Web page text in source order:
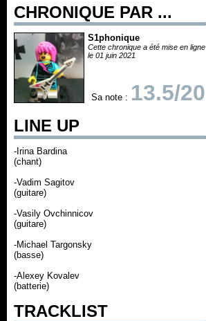
CHRONIQUE PAR ...
S1phonique
Cette chronique a été mise en ligne
le 01 juin 2021
Sa note : 13.5/20
LINE UP
-Irina Bardina
(chant)
-Vadim Sagitov
(guitare)
-Vasily Ovchinnicov
(guitare)
-Michael Targonsky
(basse)
-Alexey Kovalev
(batterie)
TRACKLIST